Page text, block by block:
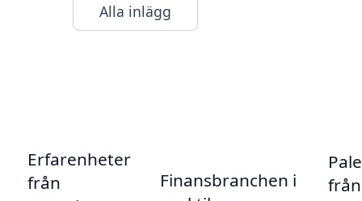
Alla inlägg
från
Erfarenheter
från
Finansbranchen i